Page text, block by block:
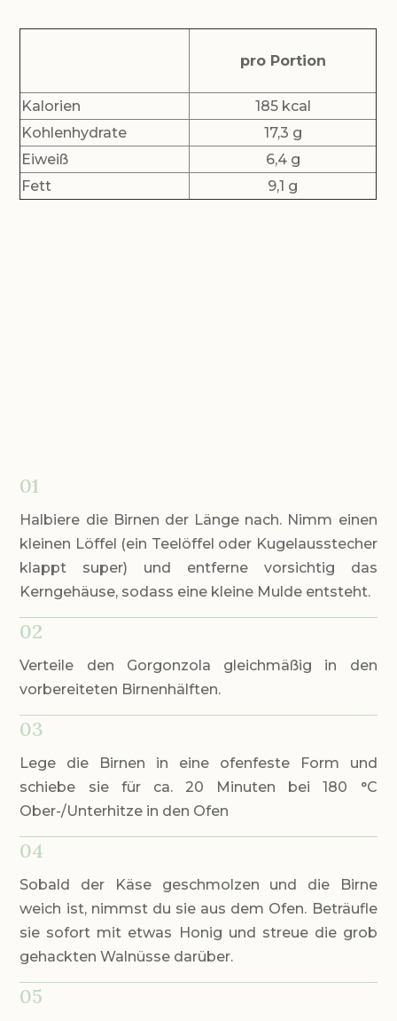
pro Portion
Kalorien
185 kcal
Kohlenhydrate
17,3 g
Eiweiß
6,4 g
Fett
9,1 g
01
Halbiere die Birnen der Länge nach. Nimm einen
kleinen Löffel (ein Teelöffel oder Kugelausstecher
klappt super) und entferne vorsichtig das
Kerngehäuse, sodass eine kleine Mulde entsteht.
02
Verteile den Gorgonzola gleichmäßig in den
vorbereiteten Birnenhälften.
03
Lege die Birnen in eine ofenfeste Form und
schiebe sie für ca. 20 Minuten bei 180 °C
Ober-/Unterhitze in den Ofen
04
Sobald der Käse geschmolzen und die Birne
weich ist, nimmst du sie aus dem Ofen. Beträufle
sie sofort mit etwas Honig und streue die grob
gehackten Walnüsse darüber.
05